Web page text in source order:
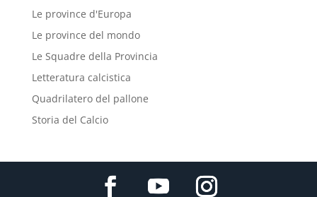
Le province d'Europa
Le province del mondo
Le Squadre della Provincia
Letteratura calcistica
Quadrilatero del pallone
Storia del Calcio